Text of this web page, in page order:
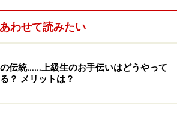
あわせて読みたい
伝統……上級生のお手伝いはどうやって
？ メリットは？